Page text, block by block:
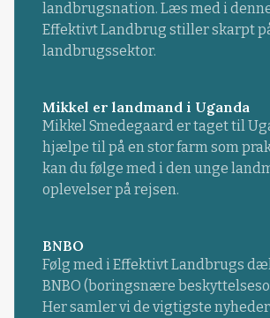
landbrugsnation. Læs med i
Effektivt Landbrug stiller skarpt
landbrugssektor.
Mikkel er landmand i Uganda
Mikkel Smedegaard er taget til
hjælpe til på en stor farm som
kan du følge med i den unge
oplevelser på rejsen.
BNBO
Følg med i Effektivt Landbrugs
BNBO (boringsnære
Her samler vi de vigtigste